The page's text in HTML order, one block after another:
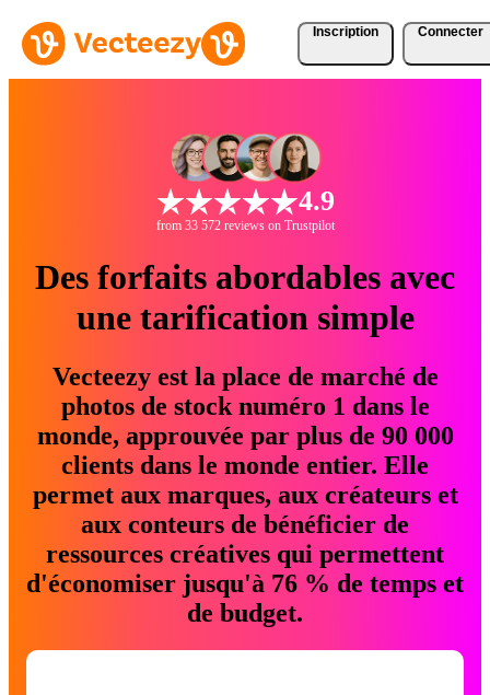
Inscription Connecter
4.9
from 33 572 reviews on Trustpilot
Des forfaits abordables avec
une tarification simple
Vecteezy est la place de marché de
photos de stock numéro 1 dans le
monde, approuvée par plus de 90 000
clients dans le monde entier. Elle
permet aux marques, aux créateurs et
aux conteurs de bénéficier de
ressources créatives qui permettent
d'économiser jusqu'à 76 % de temps et
de budget.